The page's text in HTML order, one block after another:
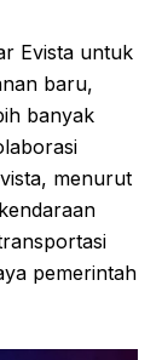
Evista untuk
baru,
banyak
menurut
pemerintah